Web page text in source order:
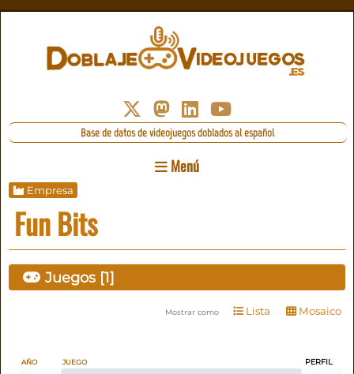
Base de datos de videojuegos doblados al español
Menú
Empresa
Fun Bits
Juegos [1]
Mostrar como Lista Mosaico
AÑO JUEGO PERFIL